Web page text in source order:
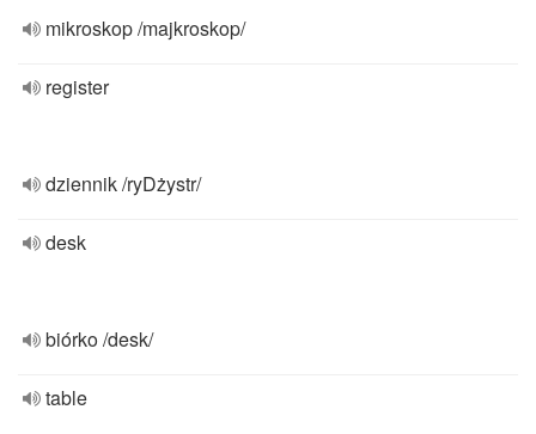
mikroskop /majkroskop/
register
dziennik /ryDżystr/
desk
biórko /desk/
table